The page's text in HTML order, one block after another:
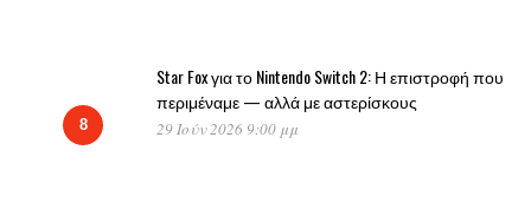
8
Star Fox για το Nintendo Switch 2: Η επιστροφή που
περιμέναμε — αλλά με αστερίσκους
29 Ιούν 2026 9:00 μμ